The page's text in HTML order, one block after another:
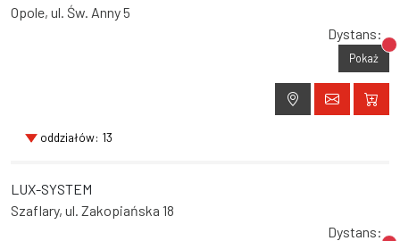
Opole, ul. Św. Anny 5
Dystans:
Pokaż
oddziałów: 13
LUX-SYSTEM
Szaflary, ul. Zakopiańska 18
Dystans: